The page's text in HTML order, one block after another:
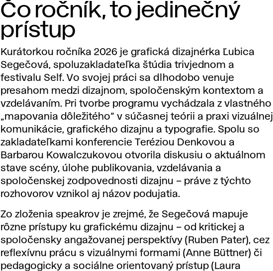
Čo ročník, to jedinečný
prístup
Kurátorkou ročníka 2026 je grafická dizajnérka Ľubica
Segečová, spoluzakladateľka štúdia trivjednom a
festivalu Self. Vo svojej práci sa dlhodobo venuje
presahom medzi dizajnom, spoločenským kontextom a
vzdelávaním. Pri tvorbe programu vychádzala z vlastného
„mapovania dôležitého“ v súčasnej teórii a praxi vizuálnej
komunikácie, grafického dizajnu a typografie. Spolu so
zakladateľkami konferencieTeréziou Denkovou a
Barbarou Kowalczukovou otvorila diskusiu o aktuálnom
stave scény, úlohe publikovania, vzdelávania a
spoločenskej zodpovednosti dizajnu – práve z týchto
rozhovorov vznikol aj názov podujatia.
Zo zloženia speakrov je zrejmé, že Segečová mapuje
rôzne prístupy ku grafickému dizajnu – od kritickej a
spoločensky angažovanej perspektívy ( Ruben Pater), cez
reflexívnu prácu s vizuálnymi formami (Anne Büttner) či
pedagogicky a sociálne orientovaný prístup ( Laura